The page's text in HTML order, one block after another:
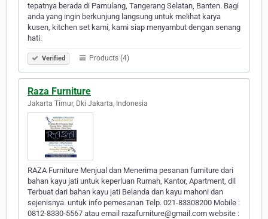
tepatnya berada di Pamulang, Tangerang Selatan, Banten. Bagi
anda yang ingin berkunjung langsung untuk melihat karya
kusen, kitchen set kami, kami siap menyambut dengan senang
hati.
Verified Products (4)
Raza Furniture
Jakarta Timur, Dki Jakarta, Indonesia
RAZA Furniture Menjual dan Menerima pesanan furniture dari
bahan kayu jati untuk keperluan Rumah, Kantor, Apartment, dll
Terbuat dari bahan kayu jati Belanda dan kayu mahoni dan
sejenisnya. untuk info pemesanan Telp. 021-83308200 Mobile :
0812-8330-5567 atau email razafurniture@gmail.com website :